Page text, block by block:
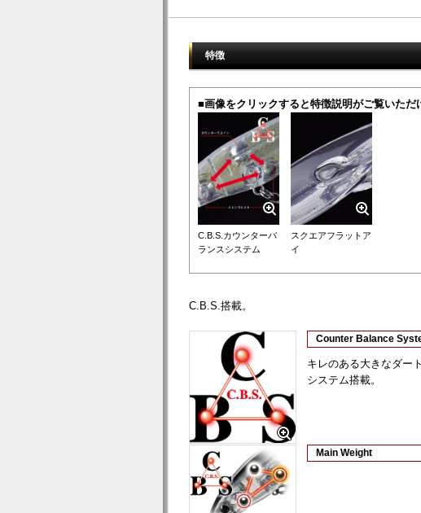
特徴
■画像をクリックすると特徴説明がご覧いただ
C.B.S.カウンターバ
ランスシステム
スクエアフラットア
イ
C.B.S.搭載。
Counter Balance
キレのある大きなダー
システム搭載。
Main Weight